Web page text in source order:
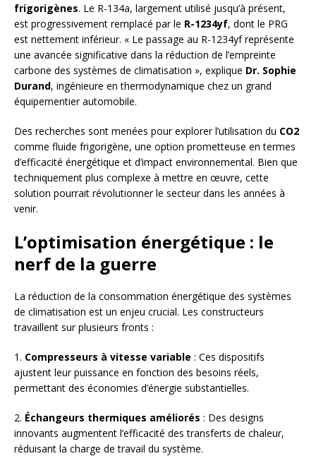
frigorigènes. Le R-134a, largement utilisé jusqu’à présent,
est progressivement remplacé par le R-1234yf, dont le PRG
est nettement inférieur. « Le passage au R-1234yf représente
une avancée significative dans la réduction de l’empreinte
carbone des systèmes de climatisation », explique Dr. Sophie
Durand, ingénieure en thermodynamique chez un grand
équipementier automobile.
Des recherches sont menées pour explorer l’utilisation du CO2
comme fluide frigorigène, une option prometteuse en termes
d’efficacité énergétique et d’impact environnemental. Bien que
techniquement plus complexe à mettre en œuvre, cette
solution pourrait révolutionner le secteur dans les années à
venir.
L’optimisation énergétique : le
nerf de la guerre
La réduction de la consommation énergétique des systèmes
de climatisation est un enjeu crucial. Les constructeurs
travaillent sur plusieurs fronts :
1. Compresseurs à vitesse variable : Ces dispositifs
ajustent leur puissance en fonction des besoins réels,
permettant des économies d’énergie substantielles.
2. Échangeurs thermiques améliorés : Des designs
innovants augmentent l’efficacité des transferts de chaleur,
réduisant la charge de travail du système.